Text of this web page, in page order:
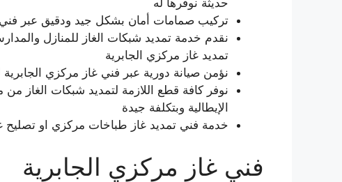
حديثة نوفرها له
تركيب صمامات أمان بشكل جيد ودقيق عبر فني
نقدم خدمة تمديد شبكات الغاز للمنازل
تمديد غاز مركزي الجابرية
نؤمن صيانة دورية عبر فني غاز مركزي الجابرية لشبكات الغاز
نوفر كافة قطع اللازمة لتمديد شبكات الغاز
الإيطالية وبتكلفة جيدة
خدمة فني تمديد غاز طباخات مركزي او تصليح
فني غاز مركزي الجابرية